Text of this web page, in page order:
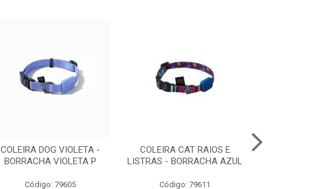
COLEIRA DOG VIOLETA -
BORRACHA VIOLETA P
Código: 79605
COLEIRA CAT RAIOS E
LISTRAS - BORRACHA AZUL
Código: 79611